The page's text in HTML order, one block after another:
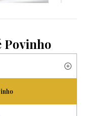
Povinho